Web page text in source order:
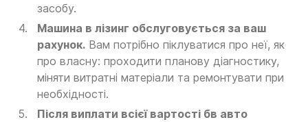
засобу.
Машина в лізинг обслуговується за ваш
рахунок. Вам потрібно піклуватися про неї, як
про власну: проходити планову діагностику,
міняти витратні матеріали та ремонтувати при
необхідності.
Після виплати всієї вартості бв авто